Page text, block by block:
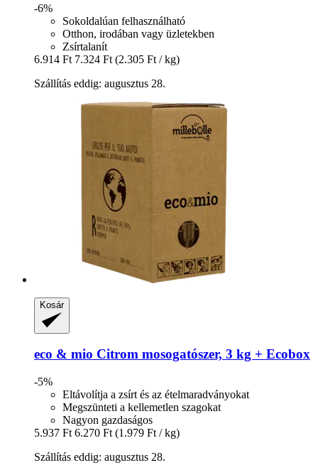
-6%
Sokoldalúan felhasználható
Otthon, irodában vagy üzletekben
Zsírtalanít
6.914 Ft 7.324 Ft (2.305 Ft / kg)
Szállítás eddig: augusztus 28.
Kosár
eco & mio Citrom mosogatószer, 3 kg + Ecobox
-5%
Eltávolítja a zsírt és az ételmaradványokat
Megszünteti a kellemetlen szagokat
Nagyon gazdaságos
5.937 Ft 6.270 Ft (1.979 Ft / kg)
Szállítás eddig: augusztus 28.